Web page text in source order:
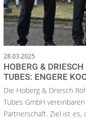
28.03.2025
HOBERG &
TUBES: ENGERE
Die Hoberg & Driesch
Tubes GmbH
Partnerschaft. Ziel ist es,